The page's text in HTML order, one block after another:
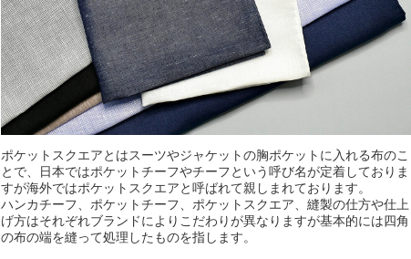
ポケットスクエアとはスーツやジャケットの胸ポケットに入れる布のこ
とで、日本ではポケットチーフやチーフという呼び名が定着しておりま
すが海外ではポケットスクエアと呼ばれて親しまれております。
ハンカチーフ、ポケットチーフ、ポケットスクエア、縫製の仕方や仕上
げ方はそれぞれブランドによりこだわりが異なりますが基本的には四角
の布の端を縫って処理したものを指します。